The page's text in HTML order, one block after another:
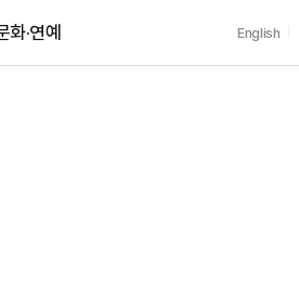
화·연예 English